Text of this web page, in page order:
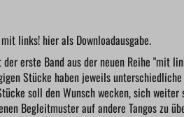
mit links! hier als Downloadausgabe.
der erste Band aus der neuen Reihe "mit
Stücke haben jeweils
soll den Wunsch wecken, sich
Begleitmuster auf andere Tangos zu